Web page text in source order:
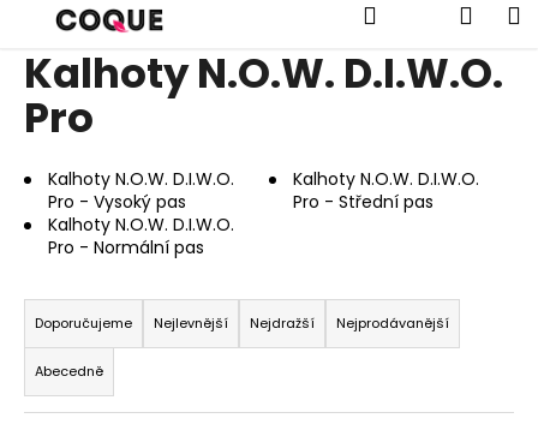
obsah
Hledat
Kalhoty N.O.W. D.I.W.O.
Pro
Kalhoty N.O.W. D.I.W.O.
Pro - Vysoký pas
Kalhoty N.O.W. D.I.W.O.
Pro - Střední pas
Kalhoty N.O.W. D.I.W.O.
Pro - Normální pas
Ř
a
z
e
n
Doporučujeme Nejlevnější Nejdražší Nejprodávanější
Abecedně
Zpět
Zpět
C
p
o
e
b
u
j